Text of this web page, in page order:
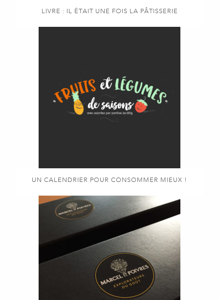
LIVRE : IL ÉTAIT UNE FOIS LA PÂTISSERIE
UN CALENDRIER POUR CONSOMMER MIEUX !